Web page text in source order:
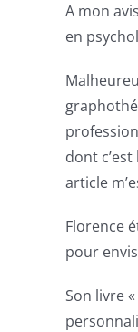
A mon
en
dont
article
Florence
pour
Son livre